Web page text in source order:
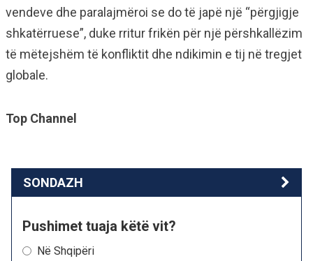
vendeve dhe paralajmëroi se do të japë një “përgjigje
shkatërruese”, duke rritur frikën për një përshkallëzim
të mëtejshëm të konfliktit dhe ndikimin e tij në tregjet
globale.
Top Channel
SONDAZH
Pushimet tuaja këtë vit?
Në Shqipëri